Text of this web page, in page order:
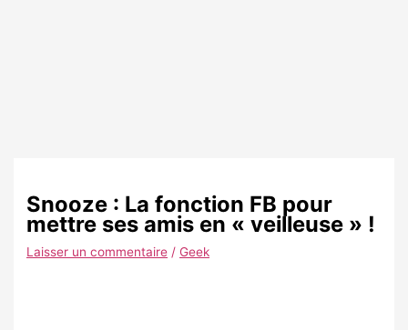
Snooze : La fonction FB pour
mettre ses amis en « veilleuse » !
Laisser un commentaire /Geek